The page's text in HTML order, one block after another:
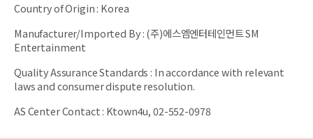
Country of Origin: Korea
Manufacturer/Imported By:(주)에스엠엔터테인먼트 SM
Entertainment
Quality Assurance Standards : In accordance with relevant
laws and consumer dispute resolution.
AS Center Contact: Ktown4u, 02-552-0978